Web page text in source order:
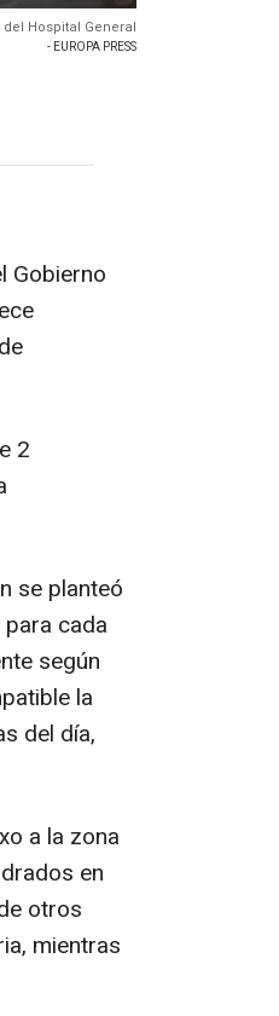
Hospital General
- EUROPA PRESS
Gobierno
2
se planteó
cada
según
la
del día,
a la zona
en
otros
mientras